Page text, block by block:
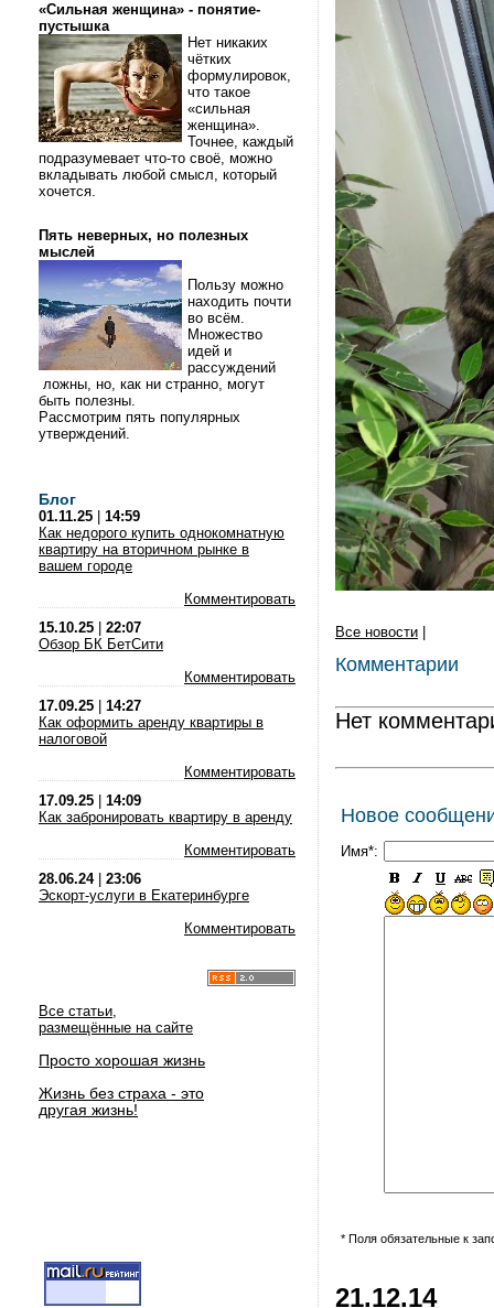
«Сильная женщина» - понятие-
пустышка
Нет никаких
чётких
формулировок,
что такое
«сильная
женщина».
Точнее, каждый
подразумевает что-то своё, можно
вкладывать любой смысл, который
хочется.
Пять неверных, но полезных
мыслей
Пользу можно
находить почти
во всём.
Множество
идей и
рассуждений
ложны, но, как ни странно, могут
быть полезны.
Рассмотрим пять популярных
утверждений.
Блог
01.11.25
14:59
Как недорого купить однокомнатную
квартиру на вторичном рынке в
вашем городе
Комментировать
15.10.25
22:07
Обзор БК БетСити
Комментировать
17.09.25
14:27
Как оформить аренду квартиры в
налоговой
Комментировать
17.09.25
14:09
Как забронировать квартиру в аренду
Комментировать
28.06.24| 23:06
Эскорт-услуги в Екатеринбурге
Комментировать
Все статьи,
размещённые на сайте
Просто хорошая жизнь
Жизнь без страха - это
другая жизнь!
Все новости
Комментарии
Нет
Новое
Имя*:
* Поля обязательные к
21.12.14